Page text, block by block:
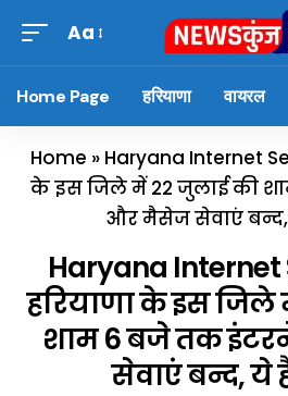
Aa
Home Page हरियाणा वायरल
Home » Haryana Internet
के इस जिले में 22 जुलाई की
और मैसेज सेवाएं
Haryana Internet
हरियाणा के इस जिले
शाम 6 बजे तक
सेवाएं बन्द, ये